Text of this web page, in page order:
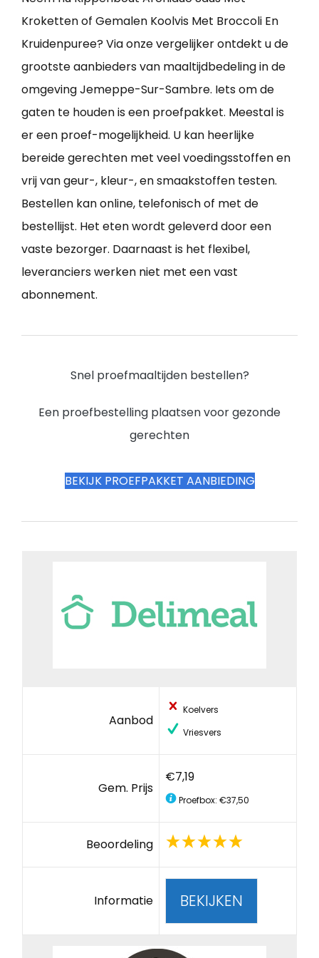
Kroketten of Gemalen Koolvis Met Broccoli En
Kruidenpuree? Via onze vergelijker ontdekt u de
grootste aanbieders van maaltijdbedeling in de
omgeving Jemeppe-Sur-Sambre. Iets om de
gaten te houden is een proefpakket. Meestal is
er een proef-mogelijkheid. U kan heerlijke
bereide gerechten met veel voedingsstoffen en
vrij van geur-, kleur-, en smaakstoffen testen.
Bestellen kan online, telefonisch of met de
bestellijst. Het eten wordt geleverd door een
vaste bezorger. Daarnaast is het flexibel,
leveranciers werken niet met een vast
abonnement.
Snel proefmaaltijden bestellen?
Een proefbestelling plaatsen voor gezonde
gerechten
BEKIJK PROEFPAKKET AANBIEDING
Aanbod
Koelvers
Vriesvers
Gem. Prijs
€7,19
Proefbox: €37,50
Beoordeling
Informatie BEKIJKEN